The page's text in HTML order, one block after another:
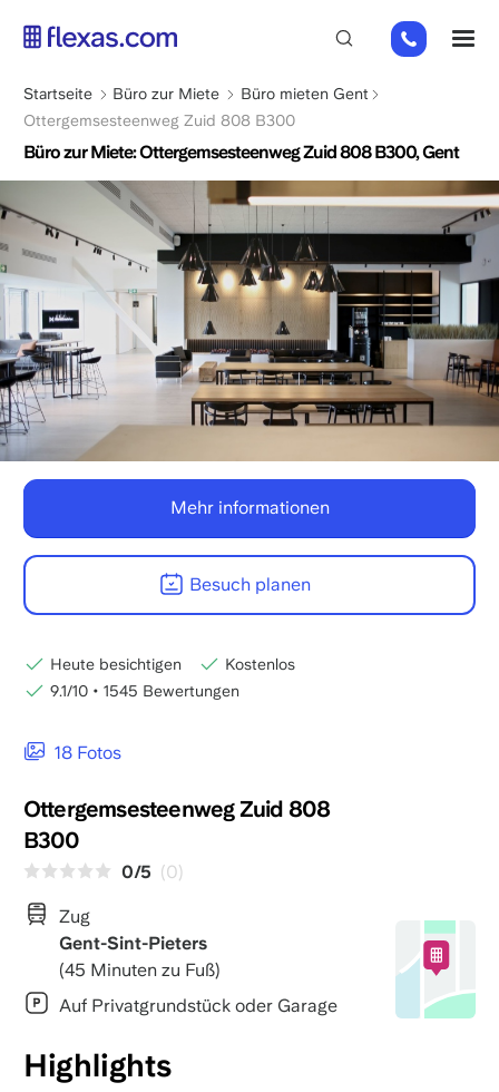
zum
02
808
Pfadnavigation
Startseite Büro zur Miete
Büro mieten Gent
Ottergemsesteenweg Zuid 808 B300
Büro zur Miete: Ottergemsesteenweg Zuid 808 B300, Gent
18 Fotos
Ottergemsesteenweg Zuid 808
B300
0/5 (0)
Zug
Gent-Sint-Pieters
(45 Minuten zu Fuß)
Auf Privatgrundstück oder Garage
Highlights
Mehr informationen
Besuch planen
Heute besichtigen
Kostenlos
9.1/10 • 1545 Bewertungen